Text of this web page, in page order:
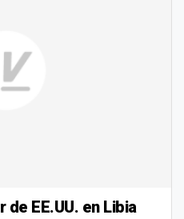
EE.UU. en Libia